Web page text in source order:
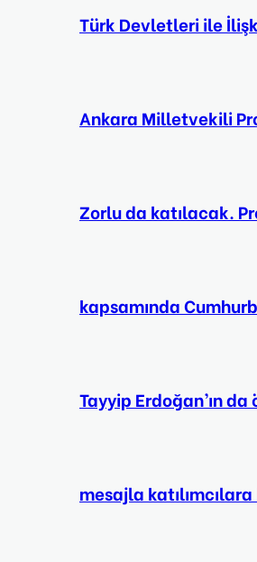
Türk Devletleri ile
Ankara Milletvekili
Zorlu da katılacak.
kapsamında
Tayyip Erdoğan’ın
mesajla